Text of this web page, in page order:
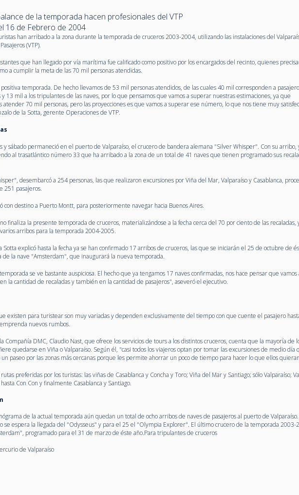
de la temporada hacen profesionales del VTP
16 de Febrero de 2004
han arribado a la zona durante la temporada de cruceros 2003-2004, utilizando las instalaciones del
(VTP).
que han llegado por vía marítima fue calificado como positivo por los encargados del recinto, quienes
a cumplir la meta de las 70 mil personas atendidas.
temporada. De hecho llevamos de 53 mil personas atendidos, de las cuales 40 mil corresponden a
y 13 mil a los tripulantes de las naves, por lo que pensamos que vamos a superar nuestras estimaciones, ya que
atender 70 mil personas, pero las proyecciones es que vamos a superar ese número, lo que nos tiene muy
de la Sotta, gerente Operaciones de VTP.
y sábado permaneció en el puerto de Valparaíso, el crucero de bandera alemana "Silver Whisper". Con su arribo,
al trasatlántico número 33 que ha arribado a la zona de un total de 41 naves que tienen programado sus
desembarcó a 254 personas, las que realizaron excursiones por Viña del Mar, Valparaíso y Casablanca,
251 pasajeros.
con destino a Puerto Montt, para posteriormente navegar hacia Buenos Aires.
finaliza la presente temporada de cruceros, materializándose a la fecha cerca del 70 por ciento de las recaladas,
arribos para la temporada 2004-2005.
Sotta explicó hasta la fecha ya se han confirmado 17 arribos de cruceros, las que se iniciarán el 25 de octubre de
de la nave "Amsterdam", que inaugurará la nueva temporada.
se ve bastante auspiciosa. El hecho que ya tengamos 17 naves confirmadas, nos hace pensar que
la cantidad de recaladas y también en la cantidad de pasajeros", aseveró el ejecutivo.
existen para turistear son muy variadas y dependen exclusivamente del tiempo con que cuente el pasajero
nuevos rumbos.
Compañía DMC, Claudio Nast, que ofrece los servicios de tours a los distintos cruceros, cuenta que la mayoría de
quedarse en Viña o Valparaíso. Según él, "casi todos los viajeros optan por tomar las excursiones de medio día
un paseo por las zonas más cercanas porque les permite ahorrar un poco de tiempo para hacer lo que ellos
rutas preferidas por los turistas: las viñas de Casablanca y Concha y Toro; Viña del Mar y Santiago; sólo Valparaíso;
Con Con y finalmente Casablanca y Santiago.
de la actual temporada aún quedan un total de ocho arribos de naves de pasajeros al puerto de
se espera la llegada del "Odysseus" y para el 25 el "Olympia Explorer". El último crucero de la temporada 2003-
programado para el 31 de marzo de éste año.Para tripulantes de cruceros
de Valparaíso